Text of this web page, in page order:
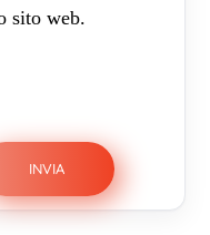
sito web.